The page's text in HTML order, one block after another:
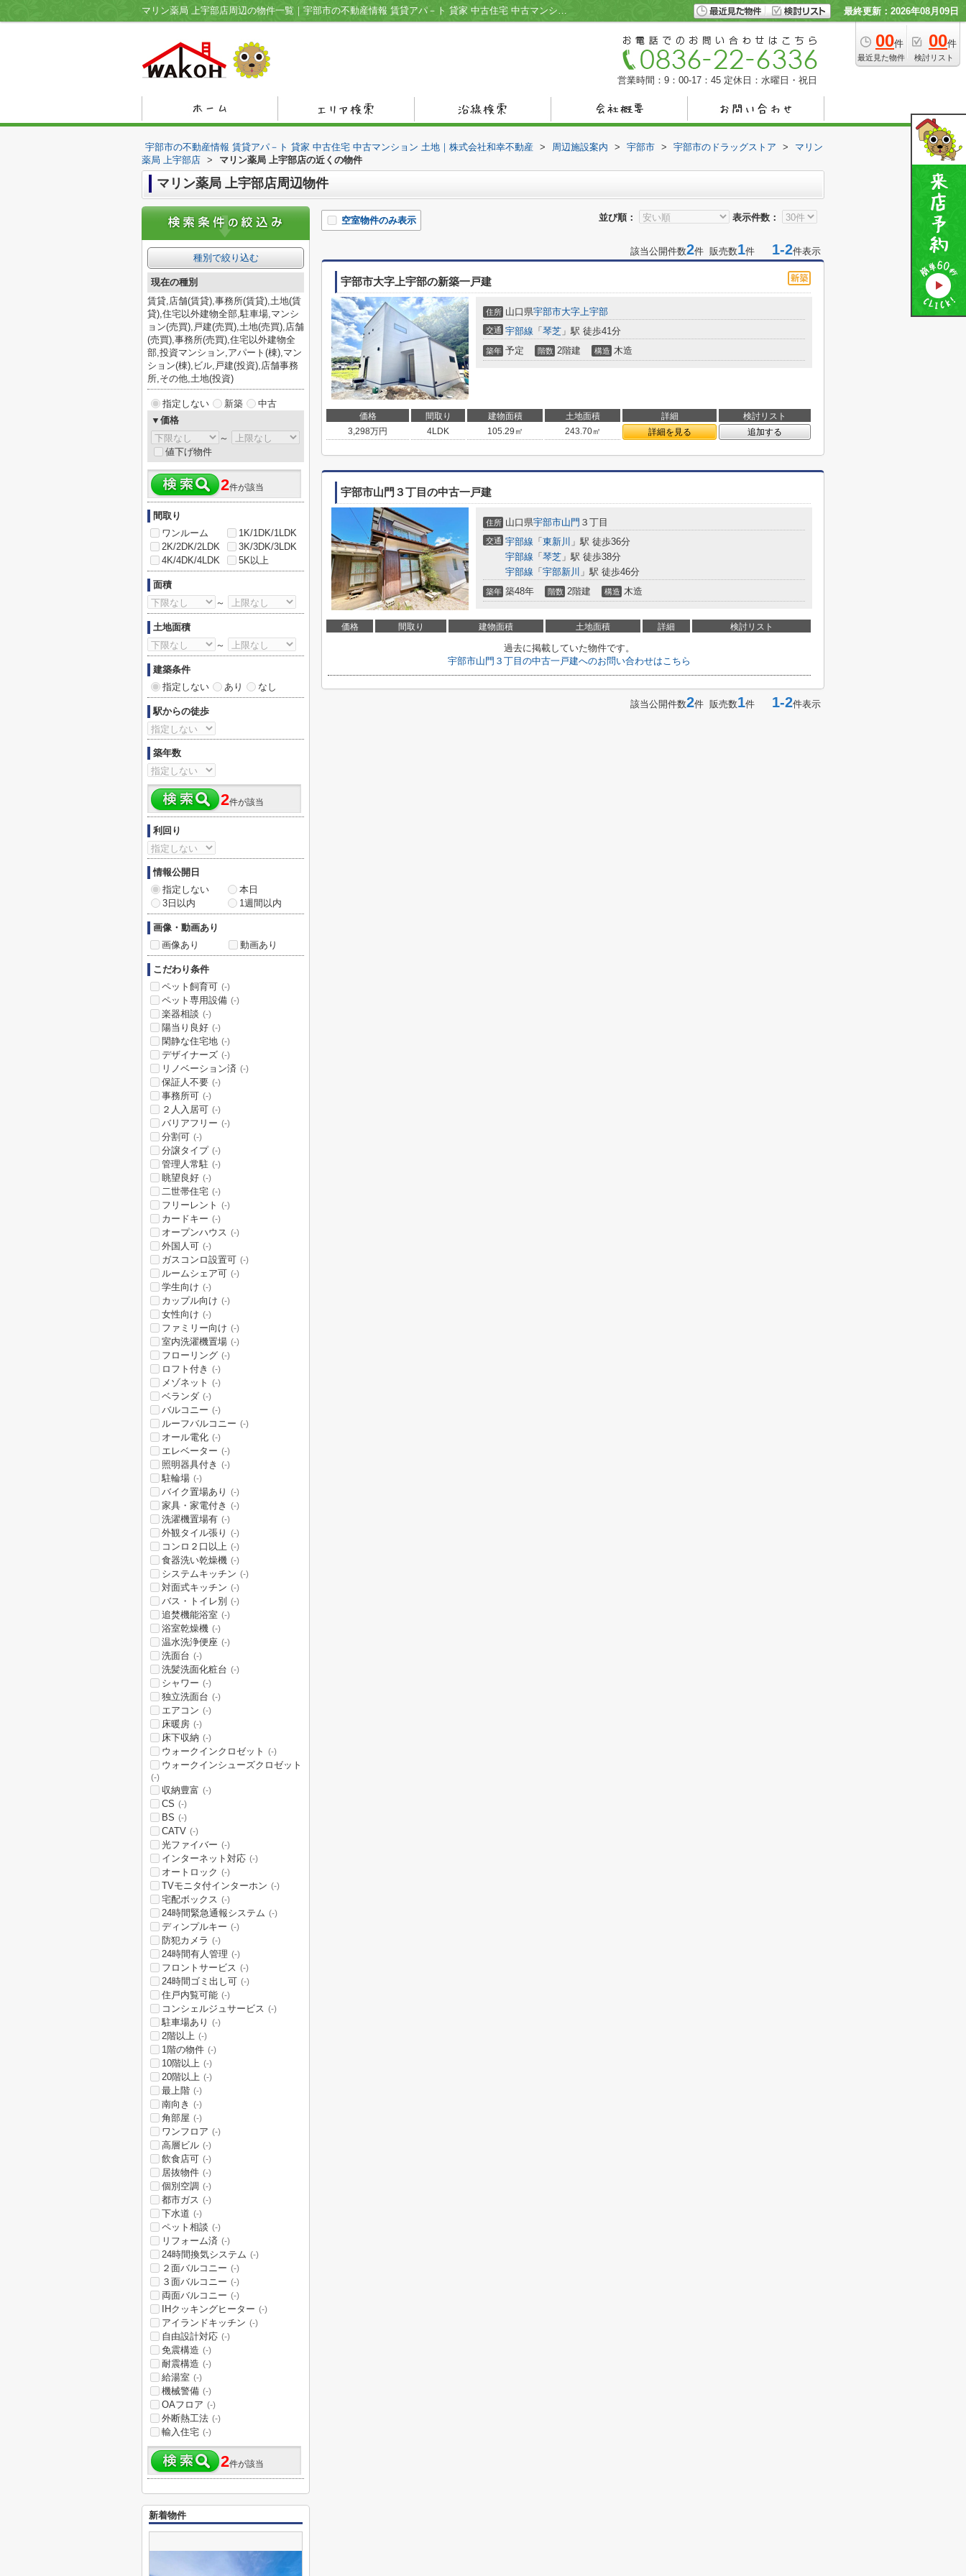
マリン薬局 上宇部店周辺の物件一覧｜宇部市の不動産情報 賃貸アパ－ト 貸家 中古住宅 中古マンション 土地｜株式会社和幸不動産 最終更新：2026年08月09日
00件
最近見た物件
00件
検討リスト
営業時間：9：00-17：45 定休日：水曜日・祝日
宇部市の不動産情報 賃貸アパ－ト 貸家 中古住宅 中古マンション 土地｜株式会社和幸不動産 > 周辺施設案内 > 宇部市 > 宇部市のドラッグストア >
マリン
薬局 上宇部店 > マリン薬局 上宇部店の近くの物件
マリン薬局 上宇部店周辺物件
並び順： 表示件数：
空室物件のみ表示
該当公開件数2件 販売数1件 1-2件表示
宇部市大字上宇部の新築一戸建
住所 山口県宇部市大字上宇部
交通 宇部線 「 琴芝 」駅 徒歩41分
築年 予定 階数 2階建 構造 木造
価格 間取り 建物面積 土地面積 詳細
検討リスト
3,298万円 4LDK 105.29㎡ 243.70㎡ 詳細を見る 追加する
宇部市山門３丁目の中古一戸建
住所 山口県宇部市山門 ３丁目
交通 宇部線 「 東新川 」駅 徒歩36分
宇部線 「 琴芝 」駅 徒歩38分
宇部線 「 宇部新川 」駅 徒歩46分
築年 築48年 階数 2階建 構造 木造
価格 間取り 建物面積 土地面積 詳細 検討リスト
過去に掲載していた物件です。
宇部市山門３丁目の中古一戸建へのお問い合わせはこちら
該当公開件数2件 販売数1件 1-2件表示
種別で絞り込む
現在の種別
賃貸,店舗(賃貸),事務所(賃貸),土地(賃
貸),住宅以外建物全部,駐車場,マンシ
ョン(売買),戸建(売買),土地(売買),店舗
(売買),事務所(売買),住宅以外建物全
部,投資マンション,アパート(棟),マン
ション(棟),ビル,戸建(投資),店舗事務
所,その他,土地(投資)
指定しない 新築
中古
▼価格
～
値下げ物件
2件が該当
間取り
ワンルーム
1K/1DK/1LDK
2K/2DK/2LDK
3K/3DK/3LDK
4K/4DK/4LDK
5K以上
面積
～
土地面積
～
建築条件
指定しない
あり なし
駅からの徒歩
築年数
2件が該当
利回り
情報公開日
指定しない
本日
3日以内
1週間以内
画像・動画あり
画像あり
動画あり
こだわり条件
ペット飼育可 (-)
ペット専用設備 (-)
楽器相談 (-)
陽当り良好 (-)
閑静な住宅地 (-)
デザイナーズ (-)
リノベーション済 (-)
保証人不要 (-)
事務所可 (-)
２人入居可 (-)
バリアフリー (-)
分割可 (-)
分譲タイプ (-)
管理人常駐 (-)
眺望良好 (-)
二世帯住宅 (-)
フリーレント (-)
カードキー (-)
オープンハウス (-)
外国人可 (-)
ガスコンロ設置可 (-)
ルームシェア可 (-)
学生向け (-)
カップル向け (-)
女性向け (-)
ファミリー向け (-)
室内洗濯機置場 (-)
フローリング (-)
ロフト付き (-)
メゾネット (-)
ベランダ (-)
バルコニー (-)
ルーフバルコニー (-)
オール電化 (-)
エレベーター (-)
照明器具付き (-)
駐輪場 (-)
バイク置場あり (-)
家具・家電付き (-)
洗濯機置場有 (-)
外観タイル張り (-)
コンロ２口以上 (-)
食器洗い乾燥機 (-)
システムキッチン (-)
対面式キッチン (-)
バス・トイレ別 (-)
追焚機能浴室 (-)
浴室乾燥機 (-)
温水洗浄便座 (-)
洗面台 (-)
洗髪洗面化粧台 (-)
シャワー (-)
独立洗面台 (-)
エアコン (-)
床暖房 (-)
床下収納 (-)
ウォークインクロゼット (-)
ウォークインシューズクロゼット
(-)
収納豊富 (-)
CS (-)
BS (-)
CATV (-)
光ファイバー (-)
インターネット対応 (-)
オートロック (-)
TVモニタ付インターホン (-)
宅配ボックス (-)
24時間緊急通報システム (-)
ディンプルキー (-)
防犯カメラ (-)
24時間有人管理 (-)
フロントサービス (-)
24時間ゴミ出し可 (-)
住戸内覧可能 (-)
コンシェルジュサービス (-)
駐車場あり (-)
2階以上 (-)
1階の物件 (-)
10階以上 (-)
20階以上 (-)
最上階 (-)
南向き (-)
角部屋 (-)
ワンフロア (-)
高層ビル (-)
飲食店可 (-)
居抜物件 (-)
個別空調 (-)
都市ガス (-)
下水道 (-)
ペット相談 (-)
リフォーム済 (-)
24時間換気システム (-)
２面バルコニー (-)
３面バルコニー (-)
両面バルコニー (-)
IHクッキングヒーター (-)
アイランドキッチン (-)
自由設計対応 (-)
免震構造 (-)
耐震構造 (-)
給湯室 (-)
機械警備 (-)
OAフロア (-)
外断熱工法 (-)
輸入住宅 (-)
2件が該当
新着物件